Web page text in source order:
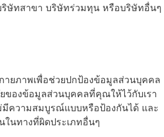
ริษัทสาขา บริษัทร่วมทุน หรือบริษัทอื่นๆ
ายภาพเพื่อช่วยปกป้องข้อมูลส่วนบุคคล
ของข้อมูลส่วนบุคคลที่คุณให้ไว้กับเรา
มีความสมบูรณ์แบบหรือป้องกันได้ และ
นทางที่ผิดประเภทอื่นๆ